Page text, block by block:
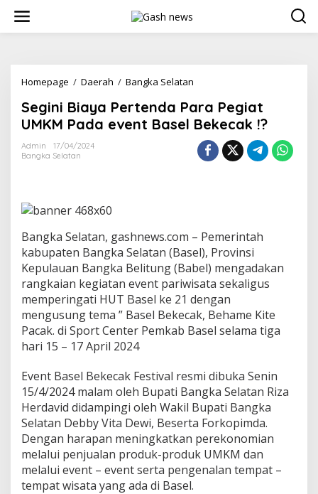
konten
Homepage / Daerah / Bangka Selatan
Pertenda
Para
Pegiat
UMKM
Pada
Segini Biaya Pertenda Para Pegiat
UMKM Pada event Basel Bekecak !?
Admin
17/04/2024
Bangka Selatan
Bangka Selatan, gashnews.com – Pemerintah
kabupaten Bangka Selatan (Basel), Provinsi
Kepulauan Bangka Belitung (Babel) mengadakan
rangkaian kegiatan event pariwisata sekaligus
memperingati HUT Basel ke 21 dengan
mengusung tema ” Basel Bekecak, Behame Kite
Pacak. di Sport Center Pemkab Basel selama tiga
hari 15 – 17 April 2024
Event Basel Bekecak Festival resmi dibuka Senin
15/4/2024 malam oleh Bupati Bangka Selatan Riza
Herdavid didampingi oleh Wakil Bupati Bangka
Selatan Debby Vita Dewi, Beserta Forkopimda.
Dengan harapan meningkatkan perekonomian
melalui penjualan produk-produk UMKM dan
melalui event – event serta pengenalan tempat –
tempat wisata yang ada di Basel.